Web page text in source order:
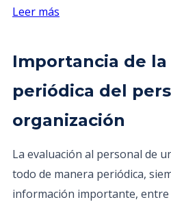
Leer más
Importancia de la
periódica del
organización
La evaluación al personal de
todo de manera periódica,
información importante,